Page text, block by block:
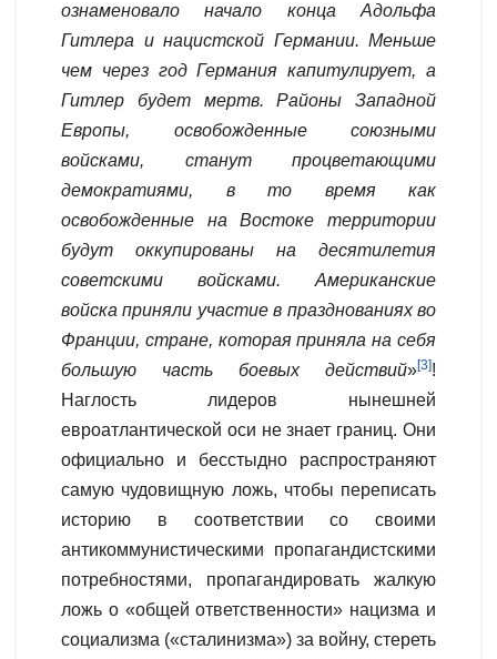
ознаменовало начало конца Адольфа
Гитлера и нацистской Германии. Меньше
чем через год Германия капитулирует, а
Гитлер будет мертв. Районы Западной
Европы, освобожденные союзными
войсками, станут процветающими
демократиями, в то время как
освобожденные на Востоке территории
будут оккупированы на десятилетия
советскими войсками. Американские
войска приняли участие в празднованиях во
Франции, стране, которая приняла на себя
большую часть боевых действий»[3]!
Наглость лидеров нынешней
евроатлантической оси не знает границ. Они
официально и бесстыдно распространяют
самую чудовищную ложь, чтобы переписать
историю в соответствии со своими
антикоммунистическими пропагандистскими
потребностями, пропагандировать жалкую
ложь о «общей ответственности» нацизма и
социализма («сталинизма») за войну, стереть